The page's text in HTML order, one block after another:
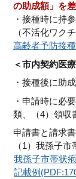
の助成額」を
・接種時に持
（不活化ワク
高齢者予防接
＜市内契約医
・接種後に助
・申請時に必
類、（4）領収
申請書と請求
（1）我孫子
我孫子市帯状
記載例